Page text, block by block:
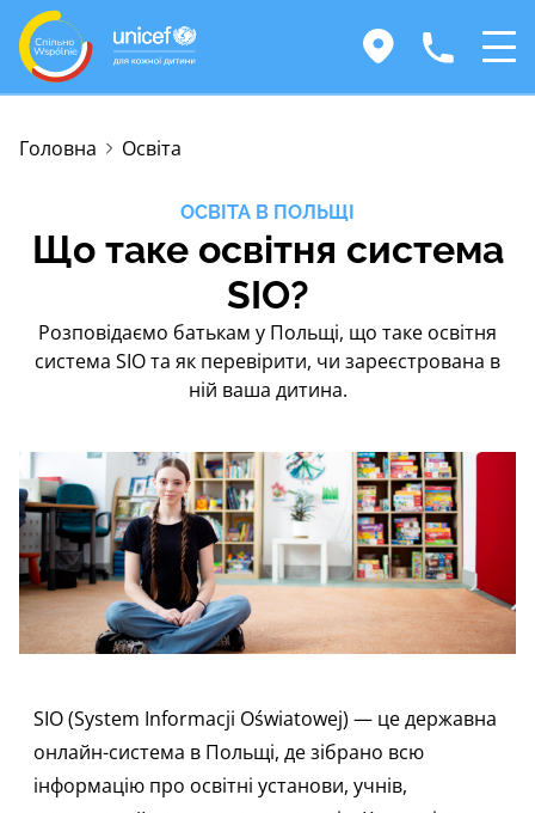
Головна Освіта
ОСВІТА В ПОЛЬЩІ
Що таке освітня система
SIO?
Розповідаємо батькам у Польщі, що таке освітня
система SIO та як перевірити, чи зареєстрована в
ній ваша дитина.
SIO (System Informacji Oświatowej) — це державна
онлайн-система в Польщі, де зібрано всю
інформацію про освітні установи, учнів,